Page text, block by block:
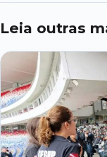
Leia outras